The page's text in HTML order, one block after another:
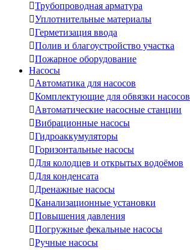
Трубопроводная арматура
Уплотнительные материалы
Герметизация ввода
Полив и благоустройство участка
Пожарное оборудование
Насосы
Автоматика для насосов
Комплектующие для обвязки насосов
Автоматические насосные станции
Вибрационные насосы
Гидроаккумуляторы
Горизонтальные насосы
Для колодцев и открытых водоёмов
Для конденсата
Дренажные насосы
Канализационные установки
Повышения давления
Погружные фекальные насосы
Ручные насосы